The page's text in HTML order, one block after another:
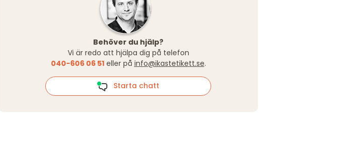
Behöver du hjälp?
Vi är redo att hjälpa dig på telefon
040-606 06 51eller på info@ikastetikett.se.
Starta chatt